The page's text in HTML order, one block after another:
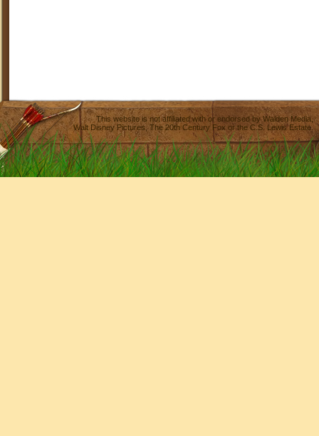
This website is not affiliated with or endorsed byWalden Media
Walt Disney Pictures,The 20th Century Fox or the C.S. Lewis Estate.